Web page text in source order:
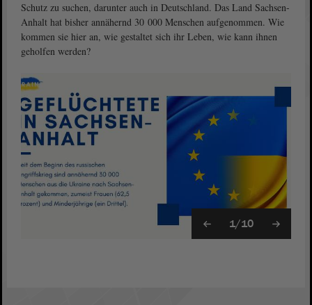
Schutz zu suchen, darunter auch in Deutschland. Das Land Sachsen-
Anhalt hat bisher annähernd 30 000 Menschen aufgenommen. Wie
kommen sie hier an, wie gestaltet sich ihr Leben, wie kann ihnen
geholfen werden?
1/10